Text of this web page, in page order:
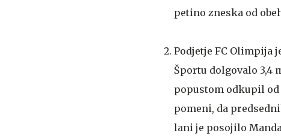
petino zneska od
Podjetje FC Olimpija
Športu dolgovalo 3,4
popustom odkupil
pomeni, da
lani je posojilo